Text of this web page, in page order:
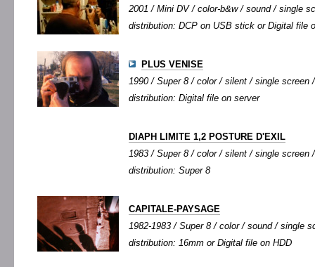
2001 / Mini DV / color-b&w / sound / single
distribution: DCP on USB stick or Digital file
PLUS VENISE
1990 / Super 8 / color / silent / single screen
distribution: Digital file on server
DIAPH LIMITE 1,2 POSTURE D'EXIL
1983 / Super 8 / color / silent / single screen
distribution: Super 8
CAPITALE-PAYSAGE
1982-1983 / Super 8 / color / sound / single
distribution: 16mm or Digital file on HDD